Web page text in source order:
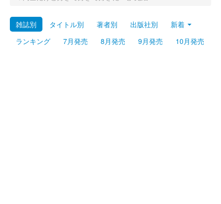
Myシェルフ
プレミアム
雑誌別 タイトル別 著者別 出版社別
新着
ランキング
7月発売 8月発売 9月発売 10月発売